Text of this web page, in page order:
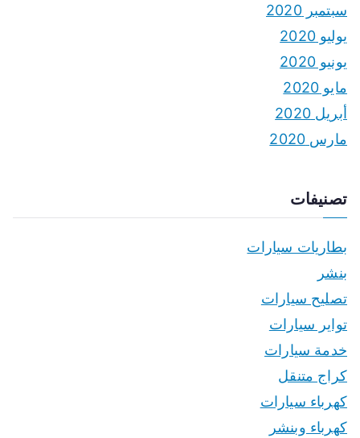
سبتمبر 2020
يوليو 2020
يونيو 2020
مايو 2020
أبريل 2020
مارس 2020
تصنيفات
بطاريات سيارات
بنشر
تصليح سيارات
تواير سيارات
خدمة سيارات
كراج متنقل
كهرباء سيارات
كهرباء وبنشر